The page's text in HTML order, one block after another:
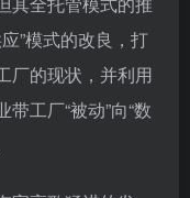
”模式的改良，打
的现状，并利用
工厂“被动”向“数